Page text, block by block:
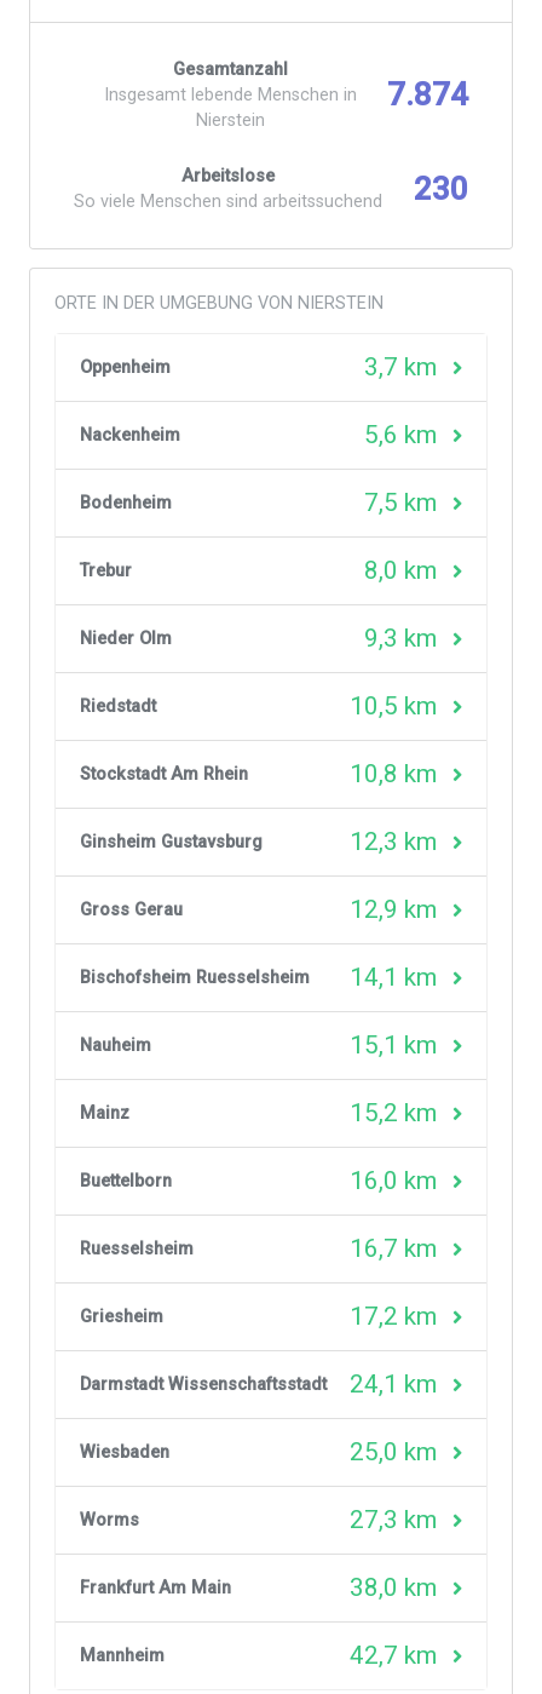
Gesamtanzahl
Insgesamt lebende Menschen in
Nierstein
7.874
Arbeitslose
So viele Menschen sind arbeitssuchend
230
ORTE IN DER UMGEBUNG VON NIERSTEIN
Oppenheim 3,7 km
Nackenheim 5,6 km
Bodenheim 7,5 km
Trebur 8,0 km
Nieder Olm 9,3 km
Riedstadt 10,5 km
Stockstadt Am Rhein 10,8 km
Ginsheim Gustavsburg 12,3 km
Gross Gerau 12,9 km
Bischofsheim Ruesselsheim 14,1 km
Nauheim 15,1 km
Mainz 15,2 km
Buettelborn 16,0 km
Ruesselsheim 16,7 km
Griesheim 17,2 km
Darmstadt Wissenschaftsstadt 24,1 km
Wiesbaden 25,0 km
Worms 27,3 km
Frankfurt Am Main 38,0 km
Mannheim 42,7 km